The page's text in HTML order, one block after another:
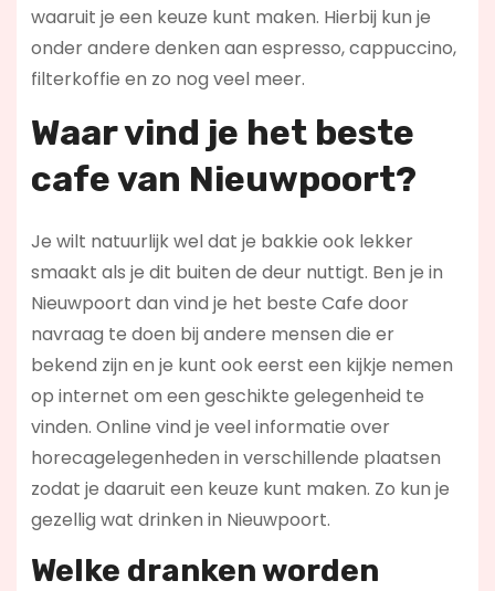
waaruit je een keuze kunt maken. Hierbij kun je
onder andere denken aan espresso, cappuccino,
filterkoffie en zo nog veel meer.
Waar vind je het beste
cafe van Nieuwpoort?
Je wilt natuurlijk wel dat je bakkie ook lekker
smaakt als je dit buiten de deur nuttigt. Ben je in
Nieuwpoort dan vind je het beste Cafe door
navraag te doen bij andere mensen die er
bekend zijn en je kunt ook eerst een kijkje nemen
op internet om een geschikte gelegenheid te
vinden. Online vind je veel informatie over
horecagelegenheden in verschillende plaatsen
zodat je daaruit een keuze kunt maken. Zo kun je
gezellig wat drinken in Nieuwpoort.
Welke dranken worden